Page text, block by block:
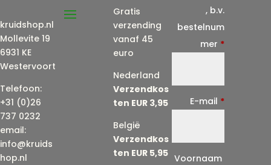
kruidshop.nl
Mollevite 19
6931 KE
Westervoort
Telefoon:
+31 (0)26
737 0232
email:
info@kruids
hop.nl
Gratis
verzending
vanaf 45
euro
Nederland
Verzendkos
ten EUR 3,95
België
Verzendkos
ten EUR 5,95
, b.v.
bestelnum
mer *
E-mail *
Voornaam